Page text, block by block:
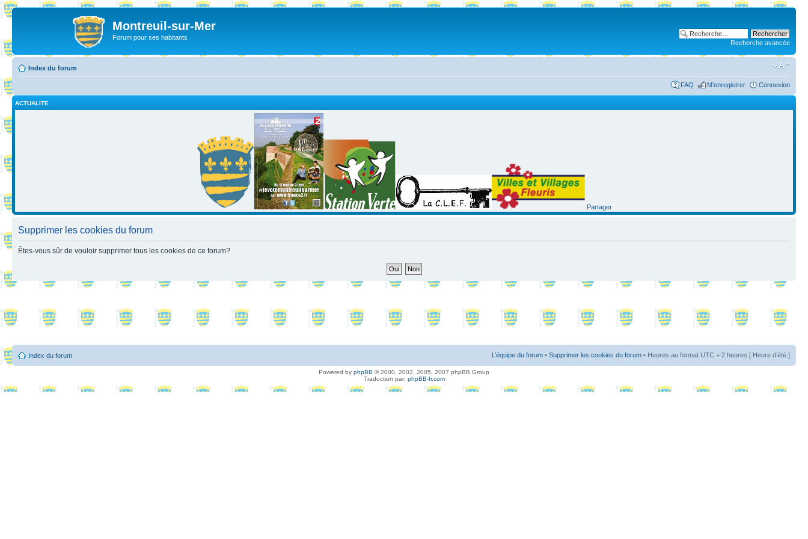
Montreuil-sur-Mer
Forum pour ses habitants
Recherche avancée
Index du forum
FAQ M’enregistrer Connexion
ACTUALITE
Partager
Supprimer les cookies du forum
Êtes-vous sûr de vouloir supprimer tous les cookies de ce forum?
Index du forum L’équipe du forum • Supprimer les cookies du forum • Heures au format UTC + 2 heures [ Heure d’été ]
Powered by phpBB © 2000, 2002, 2005, 2007 phpBB Group
Traduction par: phpBB-fr.com